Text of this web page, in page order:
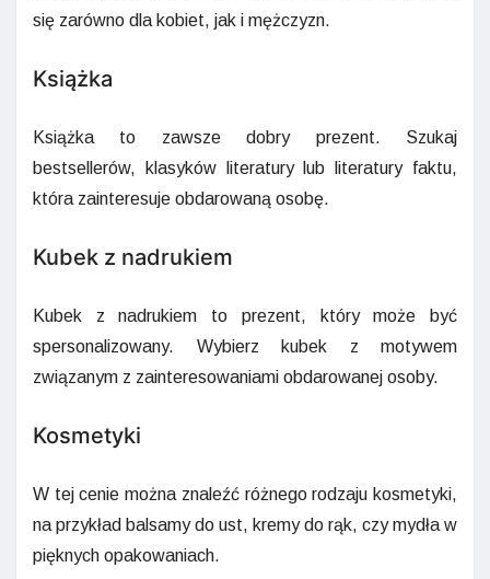
się zarówno dla kobiet, jak i mężczyzn.
Książka
Książka to zawsze dobry prezent. Szukaj
bestsellerów, klasyków literatury lub literatury faktu,
która zainteresuje obdarowaną osobę.
Kubek z nadrukiem
Kubek z nadrukiem to prezent, który może być
spersonalizowany. Wybierz kubek z motywem
związanym z zainteresowaniami obdarowanej osoby.
Kosmetyki
W tej cenie można znaleźć różnego rodzaju kosmetyki,
na przykład balsamy do ust, kremy do rąk, czy mydła w
pięknych opakowaniach.